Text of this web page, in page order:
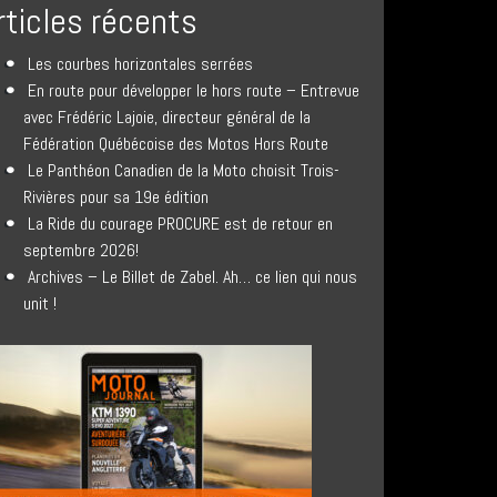
récents
Les courbes horizontales serrées
En route pour développer le hors route – Entrevue
avec Frédéric Lajoie, directeur général de la
Fédération Québécoise des Motos Hors Route
Le Panthéon Canadien de la Moto choisit Trois-
Rivières pour sa 19e édition
La Ride du courage PROCURE est de retour en
septembre 2026!
Archives – Le Billet de Zabel. Ah… ce lien qui nous
unit !